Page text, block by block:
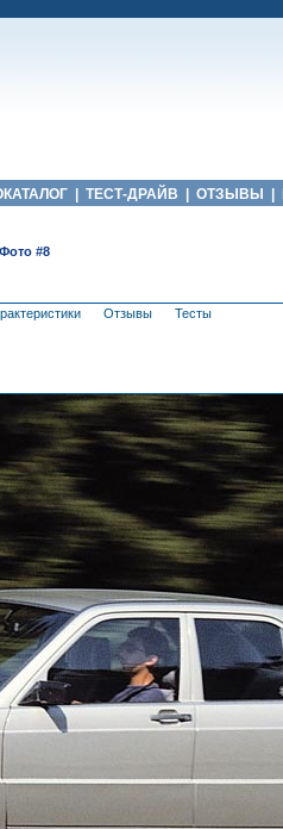
ТЕСТ-ДРАЙВ ОТЗЫВЫ
Фото #8
Отзывы Тесты